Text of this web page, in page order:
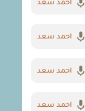
احمد سعد
احمد سعد
احمد سعد
احمد سعد